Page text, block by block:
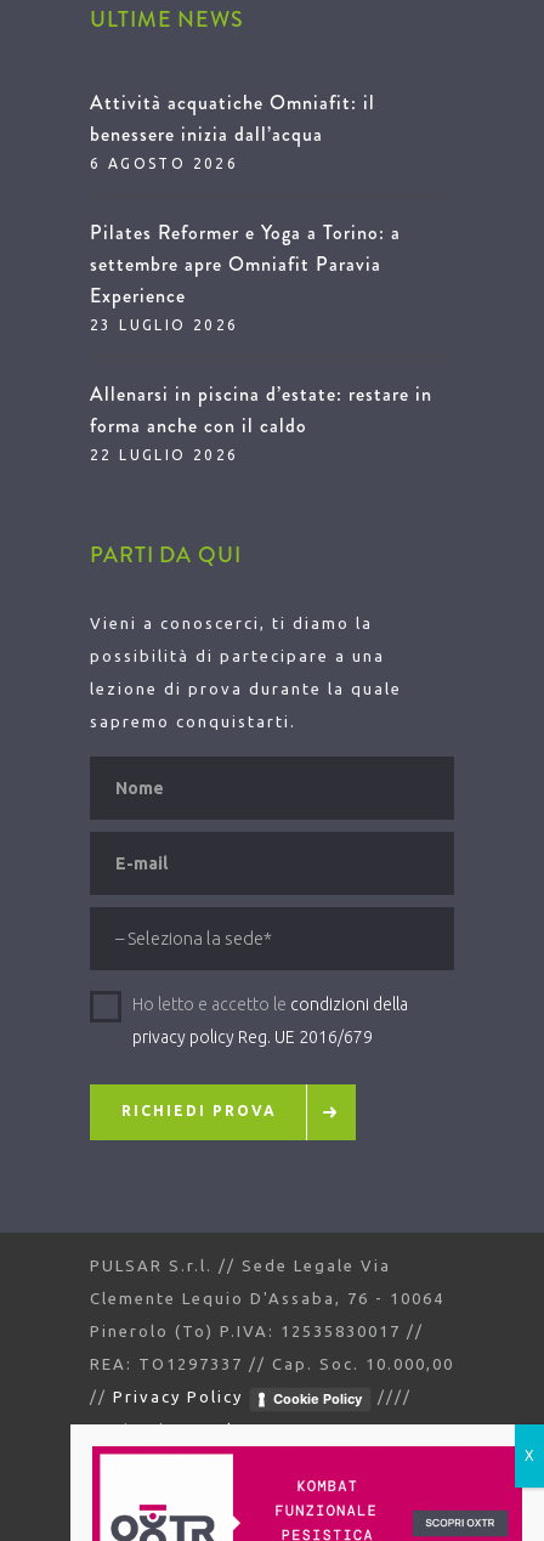
ULTIME NEWS
Attività acquatiche Omniafit: il
benessere inizia dall’acqua
6 AGOSTO 2026
Pilates Reformer e Yoga a Torino: a
settembre apre Omniafit Paravia
Experience
23 LUGLIO 2026
Allenarsi in piscina d’estate: restare in
forma anche con il caldo
22 LUGLIO 2026
PARTI DA QUI
Vieni a conoscerci, ti diamo la
possibilità di partecipare a una
lezione di prova durante la quale
sapremo conquistarti.
Ho letto e accetto le condizioni della
privacy policy Reg. UE 2016/679
RICHIEDI PROVA
PULSAR S.r.l. // Sede Legale Via
Clemente Lequio D'Assaba, 76 - 10064
Pinerolo (To) P.IVA: 12535830017 //
REA: TO1297337 // Cap. Soc. 10.000,00
// Privacy Policy Cookie Policy
////
Design byInvolucra
Aggiorna le impostazioni di tracciamento